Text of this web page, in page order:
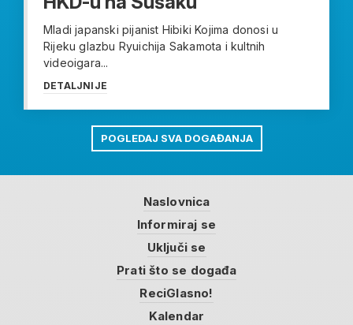
Mladi japanski pijanist Hibiki Kojima donosi u
Rijeku glazbu Ryuichija Sakamota i kultnih
videoigara...
DETALJNIJE
POGLEDAJ SVA DOGAĐANJA
Naslovnica
Informiraj se
Uključi se
Prati što se događa
ReciGlasno!
Kalendar